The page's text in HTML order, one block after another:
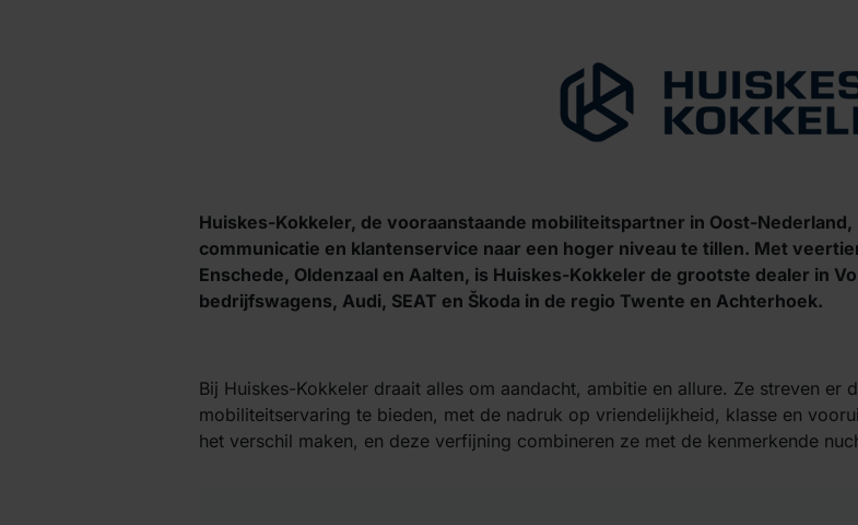
Huiskes-Kokkeler, de vooraanstaande mobiliteitspartner in Oost-Nederland,
communicatie en klantenservice naar een hoger niveau te tillen. Met
Enschede, Oldenzaal en Aalten, is Huiskes-Kokkeler de grootste dealer in
bedrijfswagens, Audi, SEAT en Škoda in de regio Twente en Achterhoek.
Bij Huiskes-Kokkeler draait alles om aandacht, ambitie en allure. Ze streven er
mobiliteitservaring te bieden, met de nadruk op vriendelijkheid, klasse en
het verschil maken, en deze verfijning combineren ze met de kenmerkende